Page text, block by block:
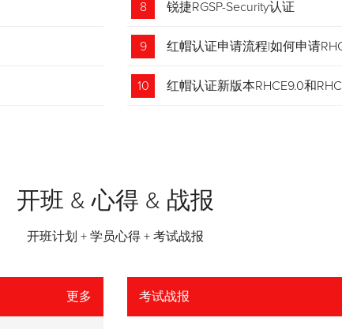
8 锐捷RGSP-Security认证
9 红帽认证申请流程|如何申请
收藏！
10 红帽认证新版本RHCE9.0和
开班 & 心得 & 战报
开班计划 + 学员心得 + 考试战报
更多 考试战报